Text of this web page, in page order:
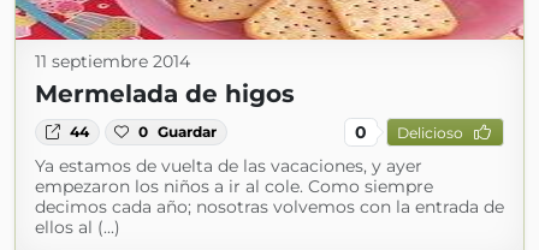
11 septiembre 2014
Mermelada de higos
44 0 Guardar 0 Delicioso
Ya estamos de vuelta de las vacaciones, y ayer
empezaron los niños a ir al cole. Como siempre
decimos cada año; nosotras volvemos con la entrada de
ellos al (...)